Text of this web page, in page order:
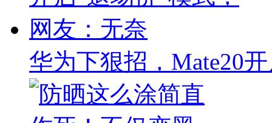
华为下狠招，Mate20